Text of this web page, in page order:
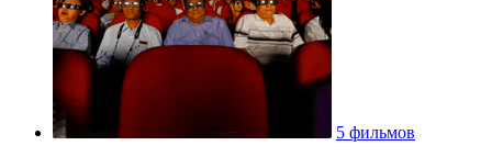
5 фильмов